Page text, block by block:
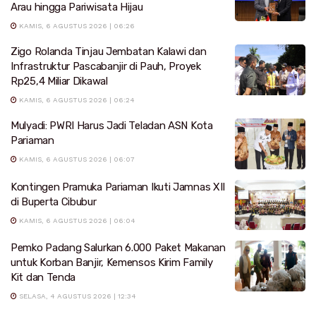
Arau hingga Pariwisata Hijau
KAMIS, 6 AGUSTUS 2026 | 06:26
Zigo Rolanda Tinjau Jembatan Kalawi dan
Infrastruktur Pascabanjir di Pauh, Proyek
Rp25,4 Miliar Dikawal
KAMIS, 6 AGUSTUS 2026 | 06:24
Mulyadi: PWRI Harus Jadi Teladan ASN Kota
Pariaman
KAMIS, 6 AGUSTUS 2026 | 06:07
Kontingen Pramuka Pariaman Ikuti Jamnas XII
di Buperta Cibubur
KAMIS, 6 AGUSTUS 2026 | 06:04
Pemko Padang Salurkan 6.000 Paket Makanan
untuk Korban Banjir, Kemensos Kirim Family
Kit dan Tenda
SELASA, 4 AGUSTUS 2026 | 12:34